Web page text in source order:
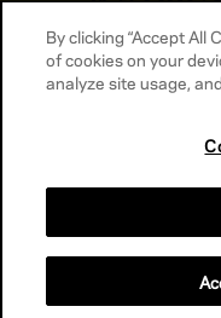
By clicking “Accept All
of cookies on your
analyze site usage,